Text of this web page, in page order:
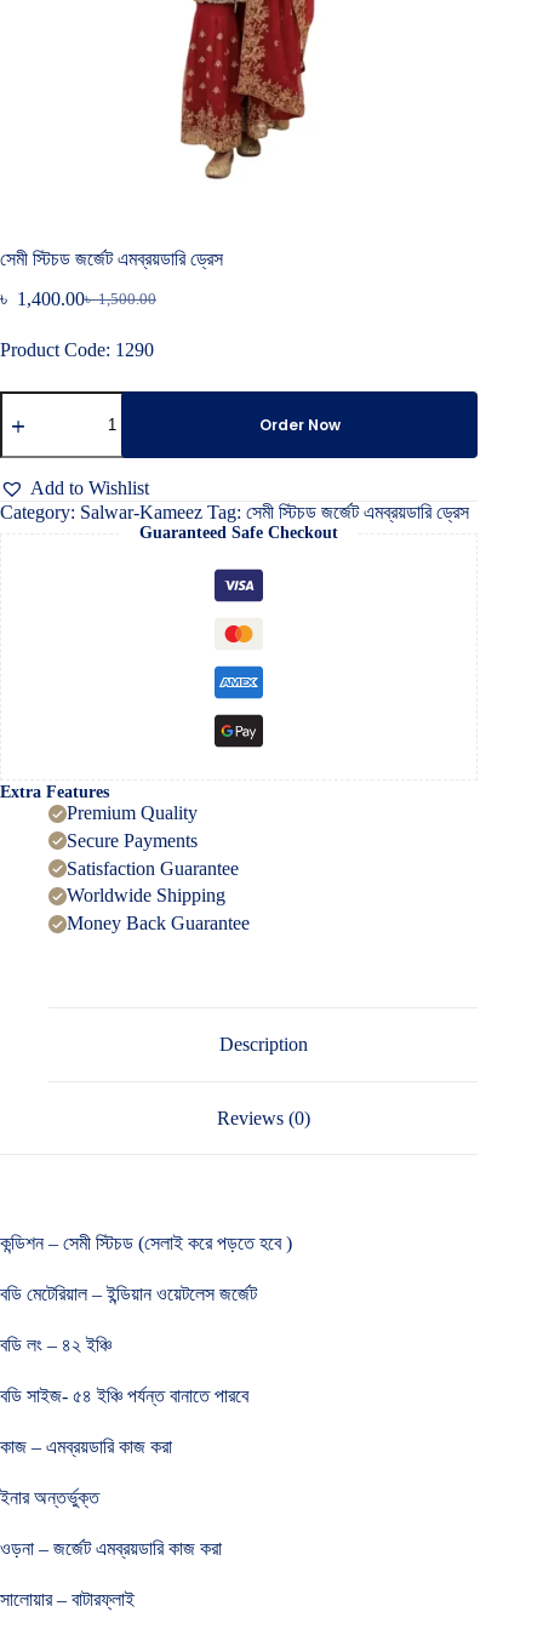
সেমী স্টিচড জর্জেট এমব্রয়ডারি ড্রেস
৳1,500.00
Original
was:
৳ 1,400.00Current
is:
Product Code: 1290
সেমী
স্টিচড
এমব্রয়ডারি
ড্রেস
quantity
Order Now
Add to Wishlist
Category: Salwar-Kameez Tag: সেমী স্টিচড জর্জেট এমব্রয়ডারি ড্রেস
Guaranteed Safe Checkout
Extra Features
Premium Quality
Secure Payments
Satisfaction Guarantee
Worldwide Shipping
Money Back Guarantee
Description
Reviews (0)
কন্ডিশন – সেমী স্টিচড (সেলাই করে পড়তে হবে )
বডি মেটেরিয়াল – ইন্ডিয়ান ওয়েটলেস জর্জেট
বডি লং – ৪২ ইঞ্চি
বডি সাইজ- ৫৪ ইঞ্চি পর্যন্ত বানাতে পারবে
কাজ – এমব্রয়ডারি কাজ করা
ইনার অন্তর্ভুক্ত
ওড়না – জর্জেট এমব্রয়ডারি কাজ করা
সালোয়ার – বাটারফ্লাই